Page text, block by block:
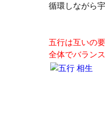
循環しながら
五行は互いの
全体でバラン